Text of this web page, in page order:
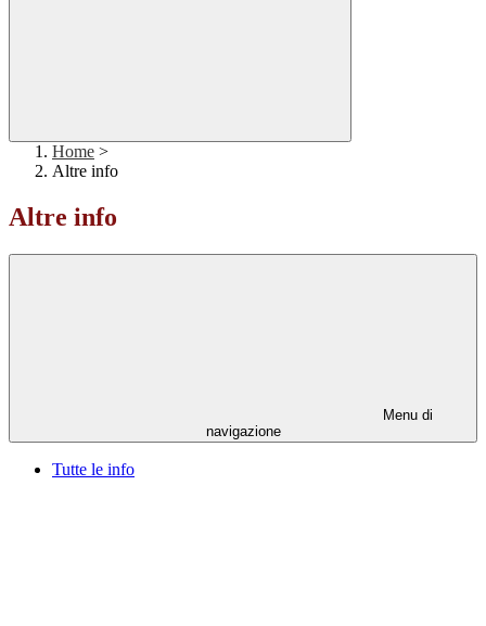
Home >
Altre info
Altre info
Menu di
navigazione
Tutte le info